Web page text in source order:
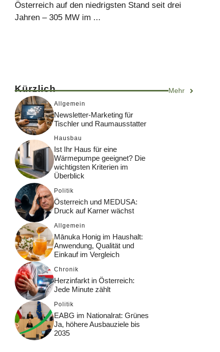
Österreich auf den niedrigsten Stand seit drei
Jahren – 305 MW im ...
Kürzlich Mehr
Allgemein
Newsletter-Marketing für
Tischler und Raumausstatter
Hausbau
Ist Ihr Haus für eine
Wärmepumpe geeignet? Die
wichtigsten Kriterien im
Überblick
Politik
Österreich und MEDUSA:
Druck auf Karner wächst
Allgemein
Mānuka Honig im Haushalt:
Anwendung, Qualität und
Einkauf im Vergleich
Chronik
Herzinfarkt in Österreich:
Jede Minute zählt
Politik
EABG im Nationalrat: Grünes
Ja, höhere Ausbauziele bis
2035